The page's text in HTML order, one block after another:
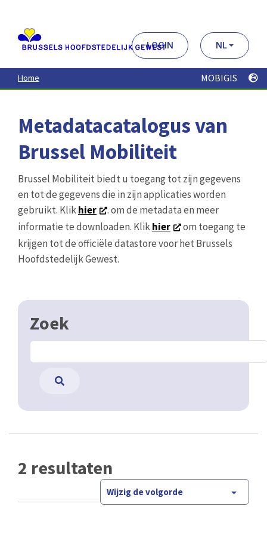
contenu
principal
LOGIN NL
Home MOBIGIS
Metadatacatalogus van
Brussel Mobiliteit
Brussel Mobiliteit biedt u toegang tot zijn gegevens
en tot de gegevens die in zijn applicaties worden
gebruikt. Klikhier
. om de metadata en meer
informatie te downloaden. Klikhier
om toegang te
krijgen tot de officiële datastore voor het Brussels
Hoofdstedelijk Gewest.
Zoek
2 resultaten
Wijzig de volgorde